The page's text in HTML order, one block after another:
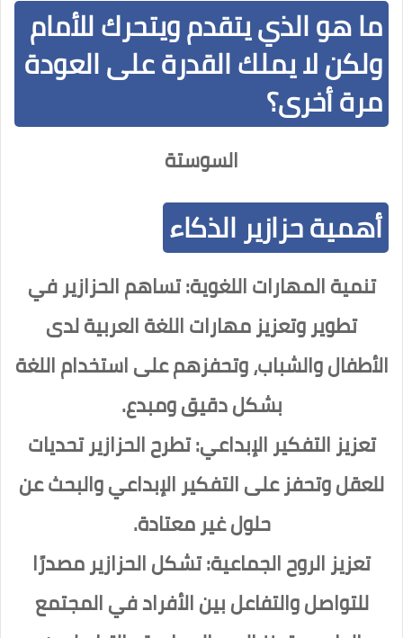
ما هو الذي يتقدم ويتحرك للأمام
ولكن لا يملك القدرة على العودة
مرة أخرى؟
السوستة
أهمية حزازير الذكاء
تنمية المهارات اللغوية: تساهم الحزازير في
تطوير وتعزيز مهارات اللغة العربية لدى
الأطفال والشباب، وتحفزهم على استخدام اللغة
بشكل دقيق ومبدع.
تعزيز التفكير الإبداعي: تطرح الحزازير تحديات
للعقل وتحفز على التفكير الإبداعي والبحث عن
حلول غير معتادة.
تعزيز الروح الجماعية: تشكل الحزازير مصدرًا
للتواصل والتفاعل بين الأفراد في المجتمع